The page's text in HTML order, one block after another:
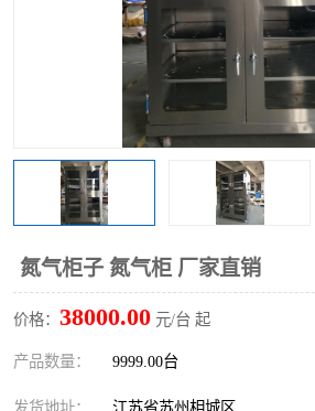
氮气柜子 氮气柜 厂家直销
价格： 38000.00 元/台 起
产品数量： 9999.00台